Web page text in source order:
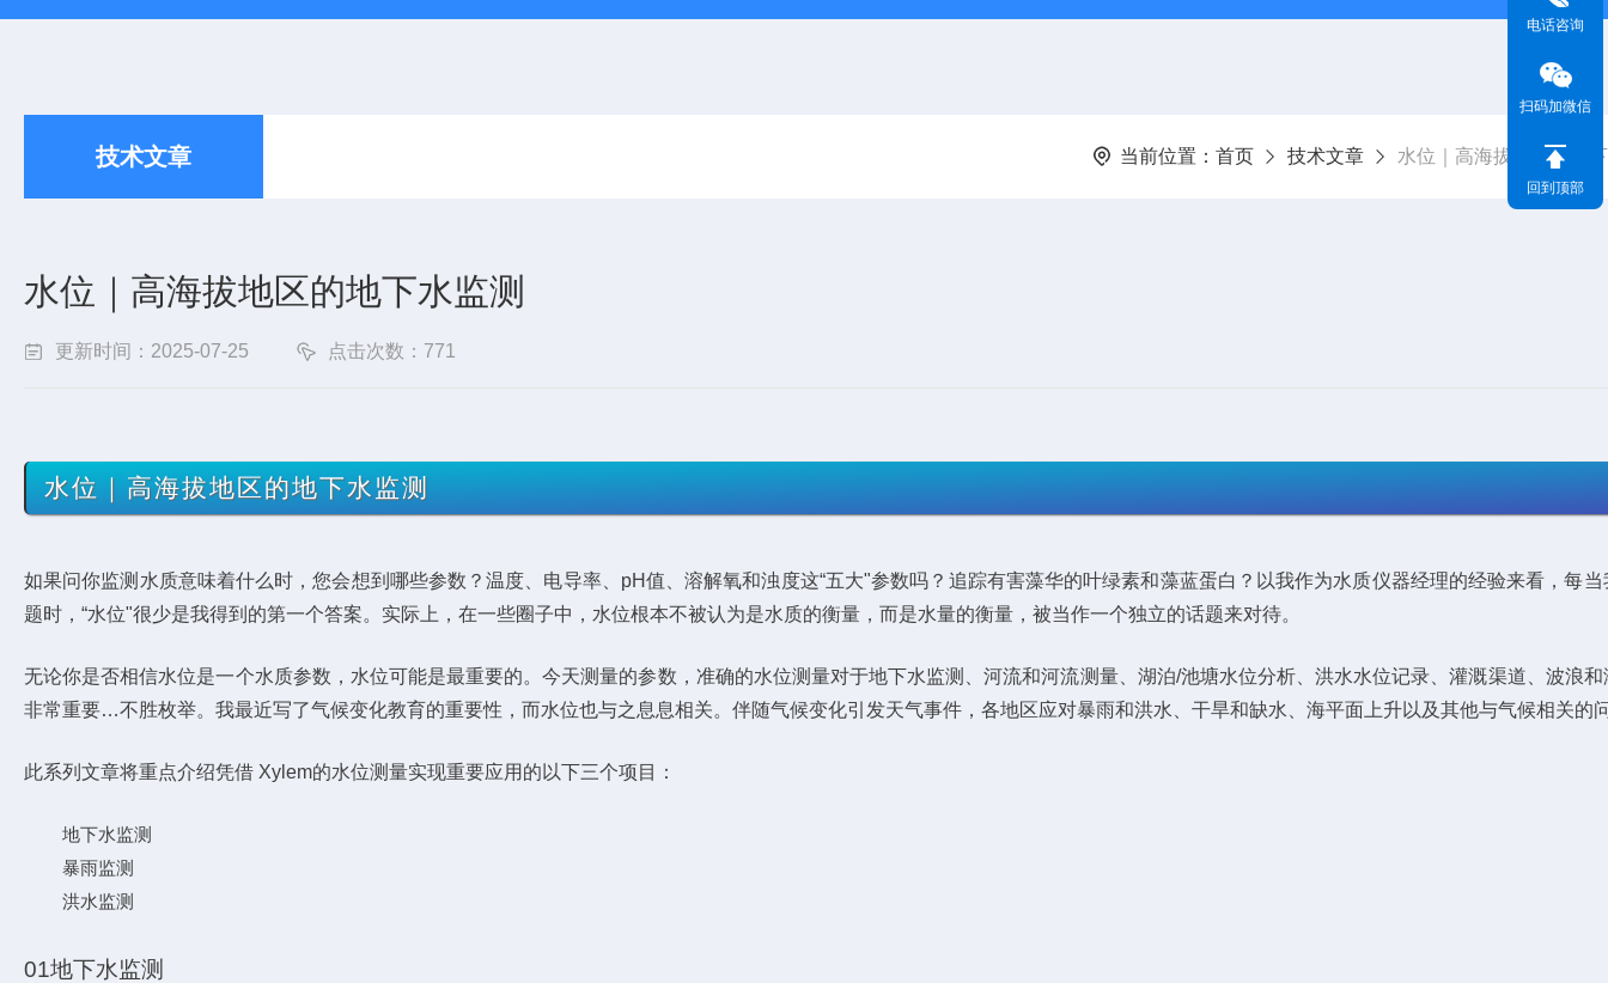
技术文章 当前位置： 首页 技术文章 水位｜高海拔地区的地
水位｜高海拔地区的地下水监测
更新时间：2025-07-25 点击次数：771
水位｜高海拔地区的地下水监测
如果问你监测水质意味着什么时，您会想到哪些参数？温度、电导率、pH值、溶解氧和浊度这“五大"参数吗？追踪有害藻华的叶绿素和藻蓝蛋白？以我作为水质仪器经理的经验来看，每
题时，“水位"很少是我得到的第一个答案。实际上，在一些圈子中，水位根本不被认为是水质的衡量，而是水量的衡量，被当作一个独立的话题来对待。
无论你是否相信水位是一个水质参数，水位可能是最重要的。今天测量的参数，准确的水位测量对于地下水监测、河流和河流测量、湖泊/池塘水位分析、洪水水位记录、灌溉渠道、波浪
非常重要…不胜枚举。我最近写了气候变化教育的重要性，而水位也与之息息相关。伴随气候变化引发天气事件，各地区应对暴雨和洪水、干旱和缺水、海平面上升以及其他与气候相关的
此系列文章将重点介绍凭借 Xylem的水位测量实现重要应用的以下三个项目：
地下水监测
暴雨监测
洪水监测
01地下水监测
电话咨询
扫码加微信
回到顶部